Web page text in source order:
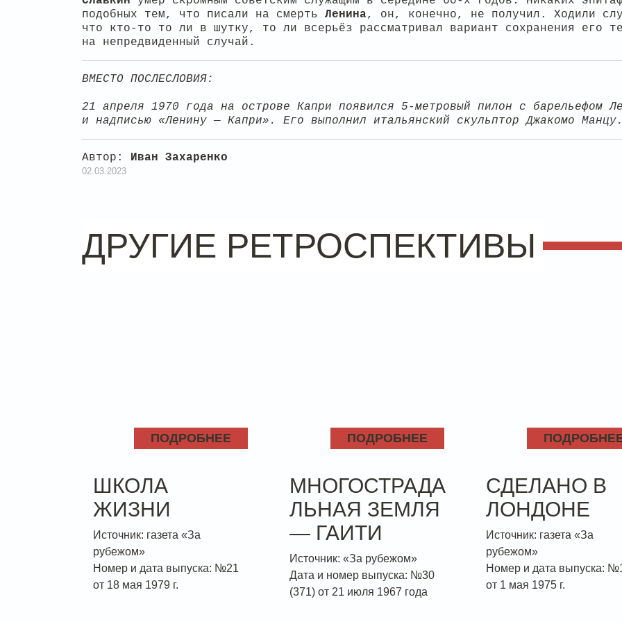
подобных тем, что писали на смерть Ленина, он, конечно, не получил. Ходили
что кто-то то ли в шутку, то ли всерьёз рассматривал вариант сохранения его
на непредвиденный случай.
ВМЕСТО ПОСЛЕСЛОВИЯ:
21 апреля 1970 года на острове Капри появился 5-метровый пилон с барельефом
и надписью «Ленину — Капри». Его выполнил итальянский скульптор Джакомо
Автор: Иван Захаренко
02.03.2023
ДРУГИЕ РЕТРОСПЕКТИВЫ
ПОДРОБНЕЕ
ШКОЛА
ЖИЗНИ
Источник: газета «За
рубежом»
Номер и дата выпуска: №21
от 18 мая 1979 г.
ПОДРОБНЕЕ
МНОГОСТРАДА
ЛЬНАЯ ЗЕМЛЯ
— ГАИТИ
Источник: «За рубежом»
Дата и номер выпуска: №30
(371) от 21 июля 1967 года
СДЕЛАНО В
ЛОНДОНЕ
Источник: газета «За
рубежом»
Номер и дата выпуска:
от 1 мая 1975 г.